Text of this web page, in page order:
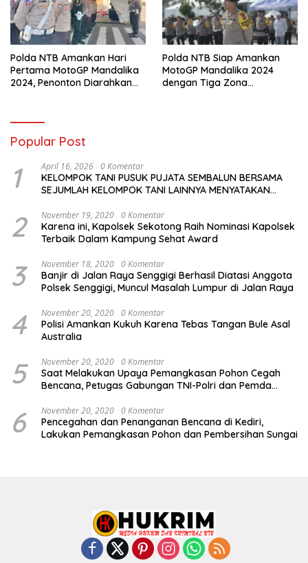
Polda NTB Amankan Hari
Pertama MotoGP Mandalika
2024, Penonton Diarahkan
Polda NTB Siap Amankan
MotoGP Mandalika 2024
dengan Tiga Zona
Popular Post
1 April 16, 2026 0 Komentar
KELOMPOK TANI PUSUK PUJATA SEMBALUN BERSAMA
SEJUMLAH KELOMPOK TANI LAINNYA MENYATAKAN
MENYUKSESKAN PROGRAM PEMERINTAH DI SEKTOR
HORTIKULTURA, KHUSUSNYA PROGRAM BANTUAN BENIH
BAWANG PUTIH DARI APBN 2026.
2 November 19, 2020 0 Komentar
Karena ini, Kapolsek Sekotong Raih Nominasi Kapolsek
Terbaik Dalam Kampung Sehat Award
3 November 18, 2020 0 Komentar
Banjir di Jalan Raya Senggigi Berhasil Diatasi Anggota
Polsek Senggigi, Muncul Masalah Lumpur di Jalan Raya
4 November 20, 2020 0 Komentar
Polisi Amankan Kukuh Karena Tebas Tangan Bule Asal
Australia
5 November 20, 2020 0 Komentar
Saat Melakukan Upaya Pemangkasan Pohon Cegah
Bencana, Petugas Gabungan TNI-Polri dan Pemda
6 November 20, 2020 0 Komentar
Pencegahan dan Penanganan Bencana di Kediri,
Lakukan Pemangkasan Pohon dan Pembersihan Sungai